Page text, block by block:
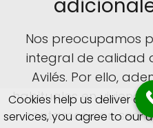
Nos preocupamos
integral de calidad
Avilés. Por ello,
habituales en
contamos con
Cookies help us deliver
services, you agree to our